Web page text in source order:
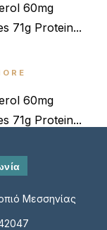
60mg
71g Protein...
60mg
71g Protein...
Μεσσηνίας